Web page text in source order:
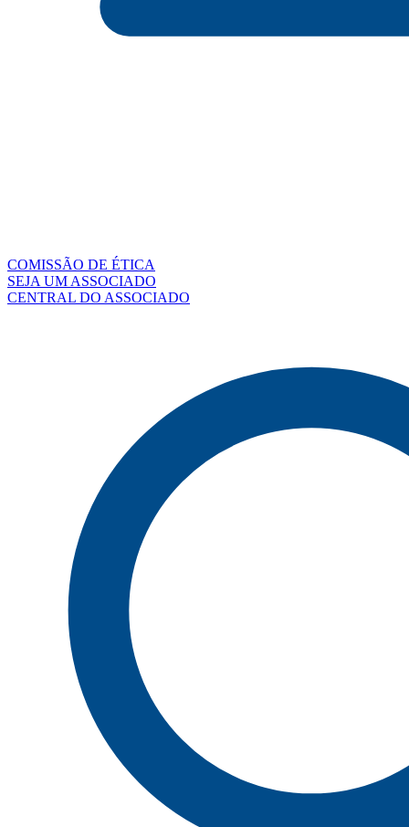
COMISSÃO DE ÉTICA
SEJA UM ASSOCIADO
CENTRAL DO ASSOCIADO